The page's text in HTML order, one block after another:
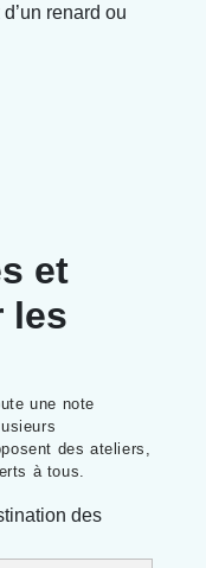
renard ou
et
les
une note
des ateliers,
à tous.
des